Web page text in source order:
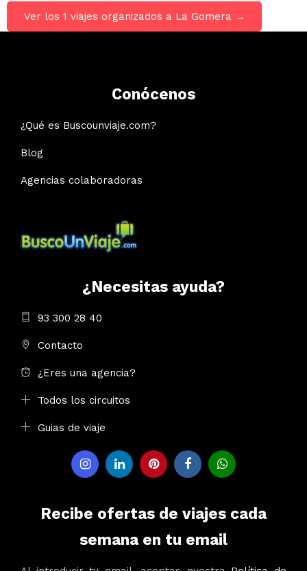
Ver los 1 viajes organizados a La Gomera →
Conócenos
¿Qué es Buscounviaje.com?
Blog
Agencias colaboradoras
¿Necesitas ayuda?
93 300 28 40
Contacto
¿Eres una agencia?
Todos los circuitos
Guias de viaje
Recibe ofertas de viajes cada
semana en tu email